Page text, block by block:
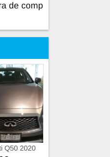
de comp
Q50 2020